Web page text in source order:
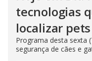
tecnologias
localizar
Programa desta sexta
segurança de cães e